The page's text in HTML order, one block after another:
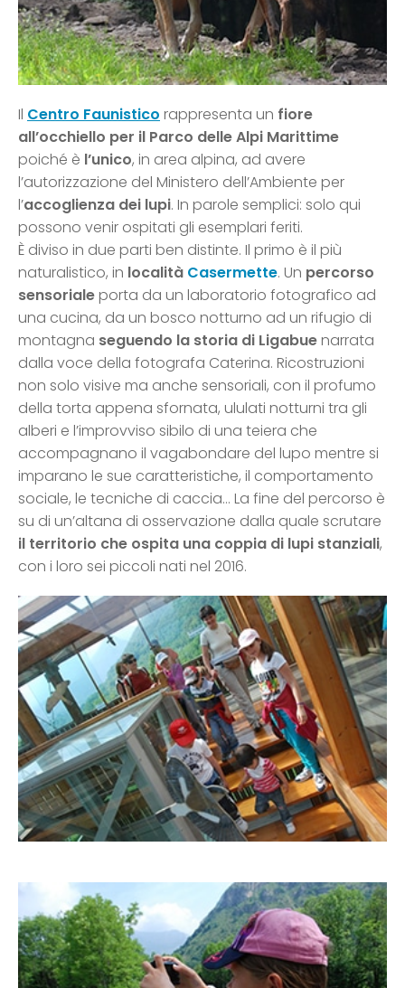
Il Centro Faunistico rappresenta un fiore
all’occhiello per il Parco delle Alpi Marittime
poiché è l’unico, in area alpina, ad avere
l’autorizzazione del Ministero dell’Ambiente per
l’accoglienza dei lupi. In parole semplici: solo qui
possono venir ospitati gli esemplari feriti.
È diviso in due parti ben distinte. Il primo è il più
naturalistico, in località Casermette. Un percorso
sensorialeporta da un laboratorio fotografico ad
una cucina, da un bosco notturno ad un rifugio di
montagna seguendo la storia di Ligabuenarrata
dalla voce della fotografa Caterina. Ricostruzioni
non solo visive ma anche sensoriali, con il profumo
della torta appena sfornata, ululati notturni tra gli
alberi e l’improvviso sibilo di una teiera che
accompagnano il vagabondare del lupo mentre si
imparano le sue caratteristiche, il comportamento
sociale, le tecniche di caccia… La fine del percorso è
su di un’altana di osservazione dalla quale scrutare
il territorio che ospita una coppia di lupi stanziali,
con i loro sei piccoli nati nel 2016.